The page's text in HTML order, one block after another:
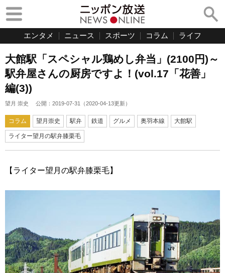
エンタメ ニュース スポーツ コラム ライフ
大館駅「スペシャル鶏めし弁当」(2100円)～
駅弁屋さんの厨房ですよ！(vol.17「花善」
編(3))
望月 崇史 公開： 2019-07-31 （2020-04-13更新）
コラム 望月崇史 駅弁 鉄道 グルメ 奥羽本線 大館駅
ライター望月の駅弁膝栗毛
【ライター望月の駅弁膝栗毛】